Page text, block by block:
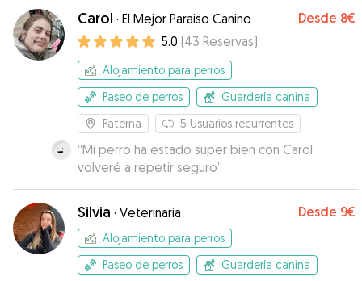
Carol · El Mejor Paraiso Canino Desde 8€
5.0 (43 Reservas)
Alojamiento para perros
Paseo de perros
Guardería canina
Paterna
5 Usuarios recurrentes
“Mi perro ha estado super bien con Carol,
volveré a repetir seguro”
Silvia · Veterinaria Desde 9€
Alojamiento para perros
Paseo de perros
Guardería canina